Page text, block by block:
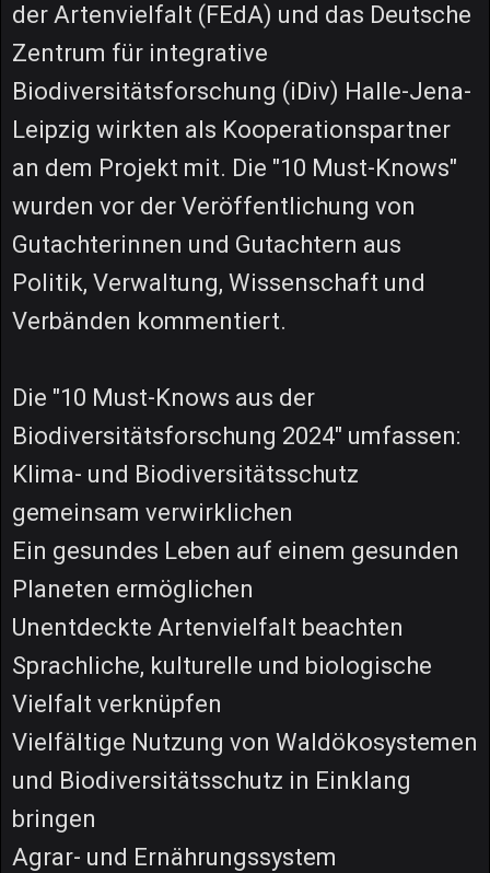
der Artenvielfalt (FEdA) und das Deutsche
Zentrum für integrative
Biodiversitätsforschung (iDiv) Halle-Jena-
Leipzig wirkten als Kooperationspartner
an dem Projekt mit. Die "10 Must-Knows"
wurden vor der Veröffentlichung von
Gutachterinnen und Gutachtern aus
Politik, Verwaltung, Wissenschaft und
Verbänden kommentiert.
Die "10 Must-Knows aus der
Biodiversitätsforschung 2024" umfassen:
Klima- und Biodiversitätsschutz
gemeinsam verwirklichen
Ein gesundes Leben auf einem gesunden
Planeten ermöglichen
Unentdeckte Artenvielfalt beachten
Sprachliche, kulturelle und biologische
Vielfalt verknüpfen
Vielfältige Nutzung von Waldökosystemen
und Biodiversitätsschutz in Einklang
bringen
Agrar- und Ernährungssystem